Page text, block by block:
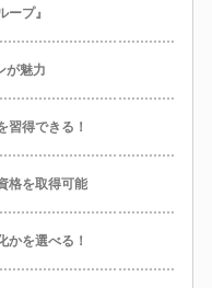
プ』
が魅力
得できる！
格を取得可能
を選べる！